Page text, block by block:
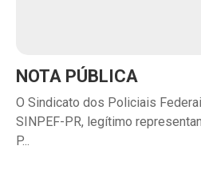
NOTA PÚBLICA
O Sindicato dos Policiais
SINPEF-PR, legítimo
P...